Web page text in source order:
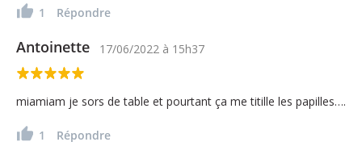
1 Répondre
Antoinette 17/06/2022 à 15h37
miamiam je sors de table et pourtant ça me titille les papilles….
1 Répondre